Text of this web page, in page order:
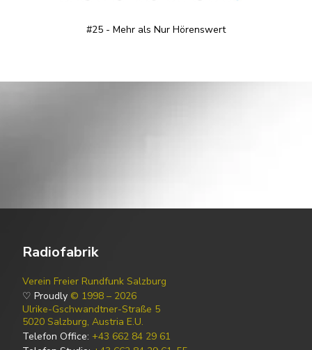
#25 - Mehr als Nur Hörenswert
Radiofabrik
Verein Freier Rundfunk Salzburg
♡ Proudly © 1998 – 2026
Ulrike-Gschwandtner-Straße 5
5020 Salzburg, Austria E.U.
Telefon Office: +43 662 84 29 61